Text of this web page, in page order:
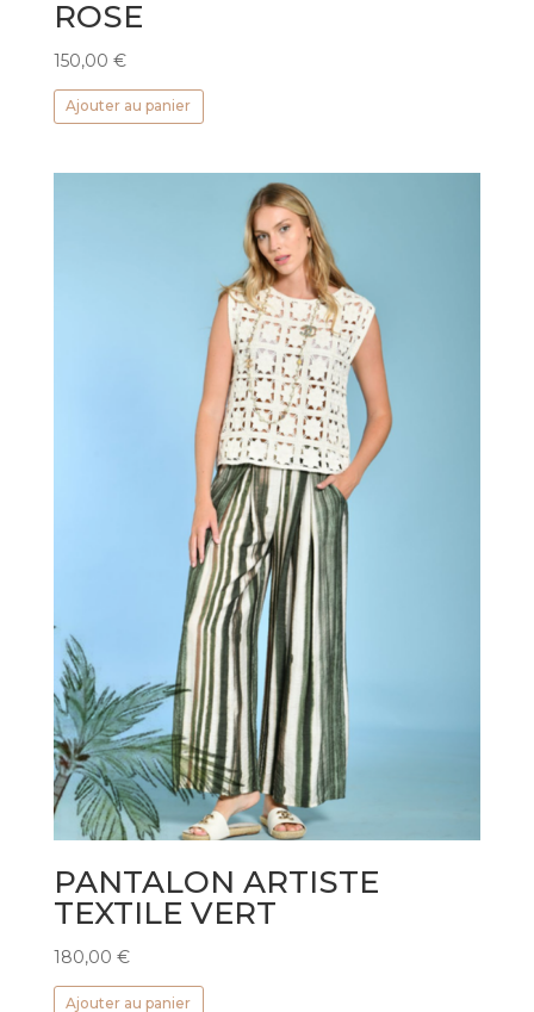
ROSE
150,00 €
Ajouter au panier
PANTALON ARTISTE
TEXTILE VERT
180,00 €
Ajouter au panier